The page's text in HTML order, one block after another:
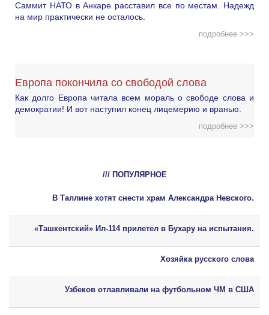
Саммит НАТО в Анкаре расставил все по местам. Надежд
на мир практически не осталось.
подробнее >>>
Европа покончила со свободой слова
Как долго Европа читала всем мораль о свободе слова и
демократии! И вот наступил конец лицемерию и вранью.
подробнее >>>
/// ПОПУЛЯРНОЕ
В Таллине хотят снести храм Александра Невского.
«Ташкентский» Ил-114 прилетел в Бухару на испытания.
Хозяйка русского слова
Узбеков отлавливали на футбольном ЧМ в США